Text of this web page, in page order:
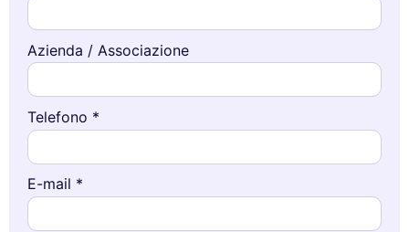
Azienda / Associazione
Telefono *
E-mail *